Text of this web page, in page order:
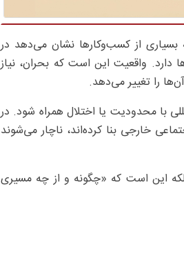
بسیاری از کسب‌وکارها نشان می‌دهد در
دارد. واقعیت این است که بحران، نیاز
را تغییر می‌دهد.
با محدودیت یا اختلال همراه شود. در
خارجی بنا کرده‌اند، ناچار می‌شوند
این است که «چگونه و از چه مسیری